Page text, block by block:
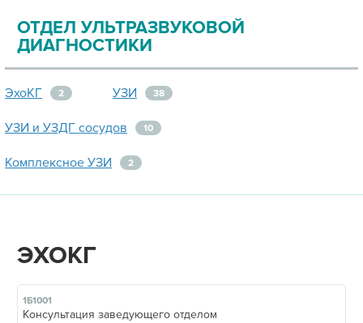
ОТДЕЛ УЛЬТРАЗВУКОВОЙ
ДИАГНОСТИКИ
ЭхоКГ 2 УЗИ 38
УЗИ и УЗДГ сосудов 10
Комплексное УЗИ 2
ЭХОКГ
1Б1001
Консультация заведующего отделом